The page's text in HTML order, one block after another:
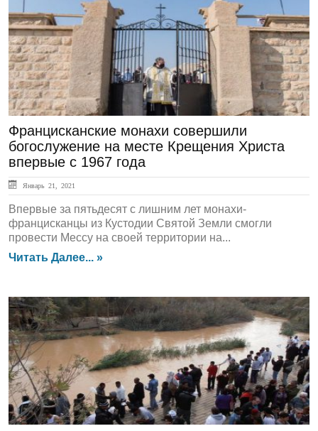
ЛЕНТА НОВОСТЕЙ
Францисканские монахи совершили
богослужение на месте Крещения Христа
впервые с 1967 года
Январь 21, 2021
Впервые за пятьдесят с лишним лет монахи-
францисканцы из Кустодии Святой Земли смогли
провести Мессу на своей территории на...
Читать Далее... »
ЛЕНТА НОВОСТЕЙ